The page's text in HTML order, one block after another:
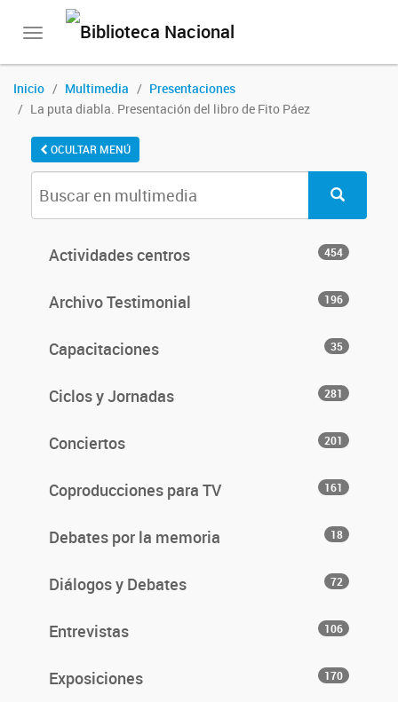
Toggle
Inicio Multimedia
Presentaciones
La puta diabla. Presentación del libro de Fito Páez
OCULTAR MENÚ
Actividades centros 454
Archivo Testimonial 196
Capacitaciones 35
Ciclos y Jornadas 281
Conciertos 201
Coproducciones para TV 161
Debates por la memoria 18
Diálogos y Debates 72
Entrevistas 106
Exposiciones 170